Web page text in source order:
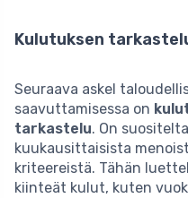
Kulutuksen
Seuraava askel
saavuttamisessa on
tarkastelu. On
kuukausittaisista
kriteereistä. Tähän
kiinteät kulut, kuten